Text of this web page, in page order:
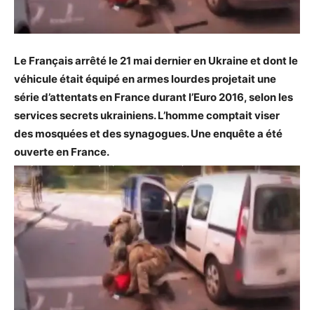
Le Français arrêté le 21 mai dernier en Ukraine et dont le
véhicule était équipé en armes lourdes projetait une
série d’attentats en France durant l’Euro 2016, selon les
services secrets ukrainiens. L’homme comptait viser
des mosquées et des synagogues. Une enquête a été
ouverte en France.